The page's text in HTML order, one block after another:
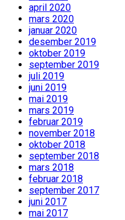
april 2020
mars 2020
januar 2020
desember 2019
oktober 2019
september 2019
juli 2019
juni 2019
mai 2019
mars 2019
februar 2019
november 2018
oktober 2018
september 2018
mars 2018
februar 2018
september 2017
juni 2017
mai 2017